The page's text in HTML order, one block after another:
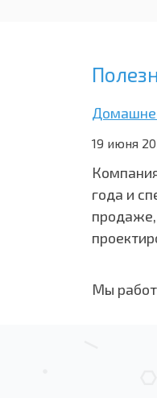
19 июня
года и
продаже,
Мы